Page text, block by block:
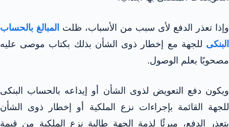
وإذا تعذر الدفع لأى سبب من الأسباب، ظلت المبالغ بالحساب
البنكى للجهة مع إخطار ذوى الشأن بذلك بكتاب موصى عليه
مصحوبًا بعلم الوصول.
ويكون دفع التعويض لذوى الشأن أو إيداعه بالحساب البنكى
للجهة القائمة بإجراءات نزع الملكية أو إخطار ذوى الشأن
بتعذر الدفع، مبرئًا لذمة الجهة طالبة نزع الملكية من قيمة